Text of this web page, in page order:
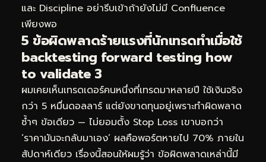
และ Discipline อย่ารีบเข้าถ้ายังไม่มี Confluence
เพียงพอ
5 ข้อผิดพลาดร้ายแรงที่นักเทรดทำเมื่อใช้
backtesting forward testing how
to validate 3
ผมเคยเห็นเทรดเดอร์คนหนึ่งที่เทรดมาหลายปี ใช้เงินจริง
กว่า 5 หมื่นดอลลาร์ แต่ยังขาดทุนอยู่เพราะทำผิดพลาด
ซ้ำๆ ข้อเดียว — ไม่ยอมตั้ง Stop Loss เขาบอกว่า
‘ราคามันจะกลับมาเอง’ ผลคือพอร์ตหายไป 70% ภายใน
สัปดาห์เดียว เรื่องนี้สอนให้ผมรู้ว่า ข้อผิดพลาดเหล่านี้มี